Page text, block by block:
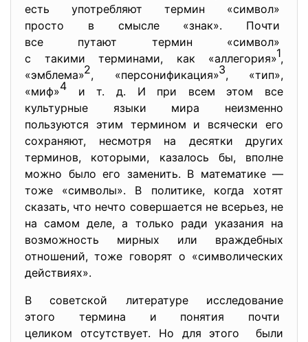
есть употребляют термин «символ»
просто в смысле «знак». Почти
все путают термин «символ»
с такими терминами, как «аллегория»1,
«эмблема»2, «персонификация»3, «тип»,
«миф»4 и т. д. И при всем этом все
культурные языки мира неизменно
пользуются этим термином и всячески его
сохраняют, несмотря на десятки других
терминов, которыми, казалось бы, вполне
можно было его заменить. В математике —
тоже «символы». В политике, когда хотят
сказать, что нечто совершается не всерьез, не
на самом деле, а только ради указания на
возможность мирных или враждебных
отношений, тоже говорят о «символических
действиях».
В советской литературе исследование
этого термина и понятия почти
целиком отсутствует. Но для этого были